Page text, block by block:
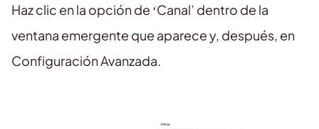
Haz clic en la opción de ‘Canal’ dentro de la
ventana emergente que aparece y, después, en
Configuración Avanzada.